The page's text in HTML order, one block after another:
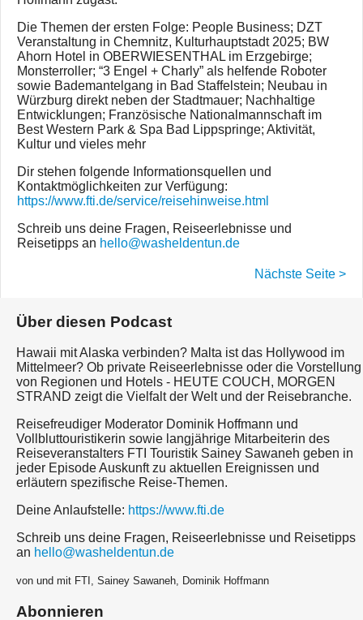
Die Themen der ersten Folge: People Business; DZT
Veranstaltung in Chemnitz, Kulturhauptstadt 2025; BW
Ahorn Hotel in OBERWIESENTHAL im Erzgebirge;
Monsterroller; “3 Engel + Charly” als helfende Roboter
sowie Bademantelgang in Bad Staffelstein; Neubau in
Würzburg direkt neben der Stadtmauer; Nachhaltige
Entwicklungen; Französische Nationalmannschaft im
Best Western Park & Spa Bad Lippspringe; Aktivität,
Kultur und vieles mehr
Dir stehen folgende Informationsquellen und
Kontaktmöglichkeiten zur Verfügung:
https://www.fti.de/service/reisehinweise.html
Schreib uns deine Fragen, Reiseerlebnisse und
Reisetipps an hello@washeldentun.de
Nächste Seite >
Über diesen Podcast
Hawaii mit Alaska verbinden? Malta ist das Hollywood im
Mittelmeer? Ob private Reiseerlebnisse oder die Vorstellung
von Regionen und Hotels - HEUTE COUCH, MORGEN
STRAND zeigt die Vielfalt der Welt und der Reisebranche.
Reisefreudiger Moderator Dominik Hoffmann und
Vollbluttouristikerin sowie langjährige Mitarbeiterin des
Reiseveranstalters FTI Touristik Sainey Sawaneh geben in
jeder Episode Auskunft zu aktuellen Ereignissen und
erläutern spezifische Reise-Themen.
Deine Anlaufstelle: https://www.fti.de
Schreib uns deine Fragen, Reiseerlebnisse und Reisetipps
an hello@washeldentun.de
von und mit FTI, Sainey Sawaneh, Dominik Hoffmann
Abonnieren